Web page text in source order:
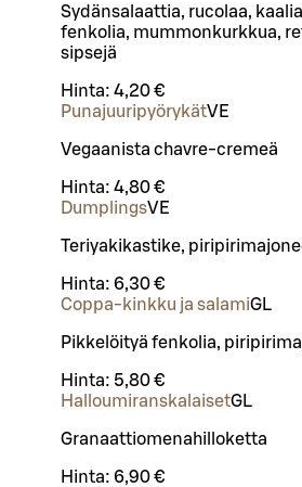
Sydänsalaattia, rucolaa,
fenkolia, mummonkurkkua,
sipsejä
Hinta: 4,20 €
PunajuuripyörykätVE
Vegaanista chavre-cremeä
Hinta: 4,80 €
DumplingsVE
Teriyakikastike,
Hinta: 6,30 €
Coppa-kinkku ja salamiGL
Pikkelöityä fenkolia,
Hinta: 5,80 €
HalloumiranskalaisetGL
Granaattiomenahilloketta
Hinta: 6,90 €